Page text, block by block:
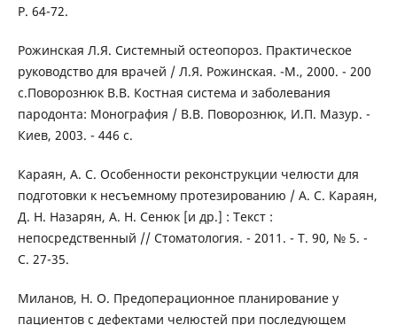
P. 64-72.
Рожинская Л.Я. Системный остеопороз. Практическое
руководство для врачей / Л.Я. Рожинская. -М., 2000. - 200
с.Поворознюк В.В. Костная система и заболевания
пародонта: Монография / В.В. Поворознюк, И.П. Мазур. -
Киев, 2003. - 446 с.
Караян, А. С. Особенности реконструкции челюсти для
подготовки к несъемному протезированию / А. С. Караян,
Д. Н. Назарян, А. Н. Сенюк [и др.] : Текст :
непосредственный // Стоматология. - 2011. - Т. 90, № 5. -
С. 27-35.
Миланов, Н. О. Предоперационное планирование у
пациентов с дефектами челюстей при последующем